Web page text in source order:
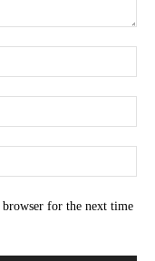
for the next time